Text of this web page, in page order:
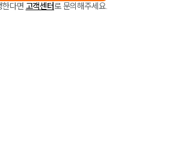
한다면 고객센터로 문의해주세요.